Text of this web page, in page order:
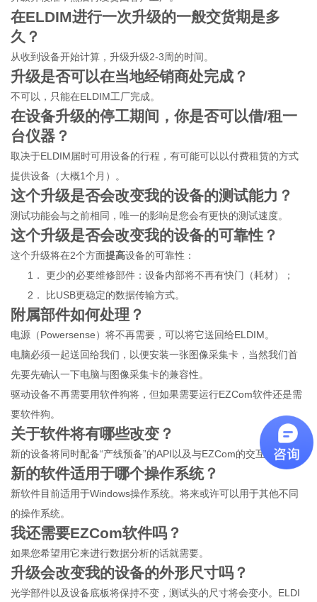
在ELDIM进行一次升级的一般交货期是多
久？
从收到设备开始计算，升级升级2-3周的时间。
升级是否可以在当地经销商处完成？
不可以，只能在ELDIM工厂完成。
在设备升级的停工期间，你是否可以借/租一
台仪器？
取决于ELDIM届时可用设备的行程，有可能可以以付费租赁的方式
提供设备（大概1个月）。
这个升级是否会改变我的设备的测试能力？
测试功能会与之前相同，唯一的影响是您会有更快的测试速度。
这个升级是否会改变我的设备的可靠性？
这个升级将在2个方面提高设备的可靠性：
1．更少的必要维修部件：设备内部将不再有快门（耗材）；
2． 比USB更稳定的数据传输方式。
附属部件如何处理？
电源（Powersense）将不再需要，可以将它送回给ELDIM。
电脑必须一起送回给我们，以便安装一张图像采集卡，当然我们首
先要先确认一下电脑与图像采集卡的兼容性。
驱动设备不再需要用软件狗将，但如果需要运行EZCom软件还是需
要软件狗。
关于软件将有哪些改变？
新的设备将同时配备“产线预备”的API以及与EZCom的交互接口。
新的软件适用于哪个操作系统？
新软件目前适用于Windows操作系统。将来或许可以用于其他不同
的操作系统。
我还需要EZCom软件吗？
如果您希望用它来进行数据分析的话就需要。
升级会改变我的设备的外形尺寸吗？
光学部件以及设备底板将保持不变，测试头的尺寸将会变小。ELDI